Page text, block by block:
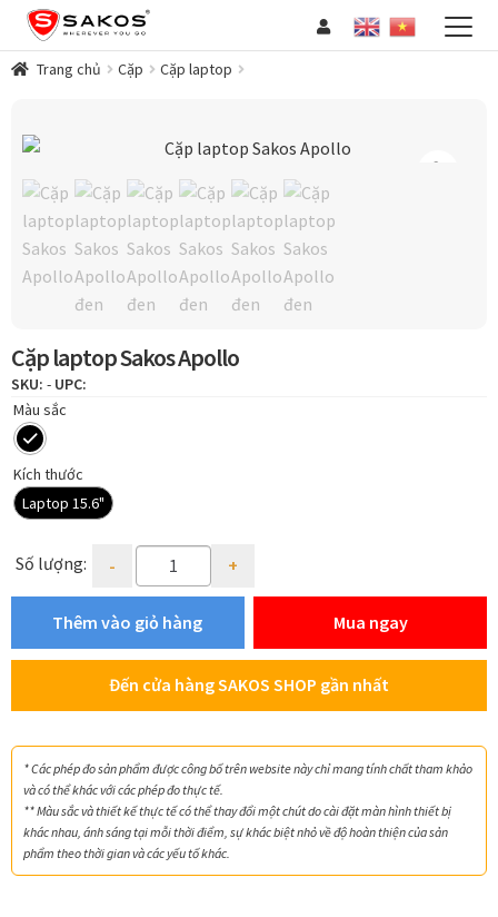
đến
Điều
Chuyển
đến
nộiHOT DEAL
BALO
TÚI XÁCH
VÍ / WALLET
THẮT LƯNG
PHỤ KIỆN
COLLECTIONS
B2B (KHÁCH DOANH NGHIỆP)
GIỚI THIỆU
TIN TỨC – CẨM NANG
TUYỂN DỤNG
Hotline:1800 599 962
Hệ thống cửa hàng
Trang chủ Cặp Cặp laptop
Cặp laptop Sakos Apollo
SKU: - UPC:
Màu sắc
Kích thước
Laptop 15.6"
Số lượng: Quantity
Thêm vào giỏ hàng Mua ngay
Đến cửa hàng SAKOS SHOP gần nhất
* Các phép đo sản phẩm được công bố trên website này chỉ mang tính chất tham khảo
và có thể khác với các phép đo thực tế.
** Màu sắc và thiết kế thực tế có thể thay đổi một chút do cài đặt màn hình thiết bị
khác nhau, ánh sáng tại mỗi thời điểm, sự khác biệt nhỏ về độ hoàn thiện của sản
phẩm theo thời gian và các yếu tố khác.